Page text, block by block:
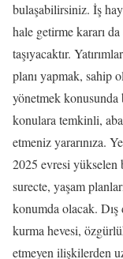
bulaşabilirsiniz. İş
hale getirme kararı
taşıyacaktır.
planı yapmak, sahip
yönetmek
konulara temkinli,
etmeniz yararınıza.
2025 evresi yükselen
surecte, yaşam
konumda olacak.
kurma hevesi,
etmeyen ilişkilerden